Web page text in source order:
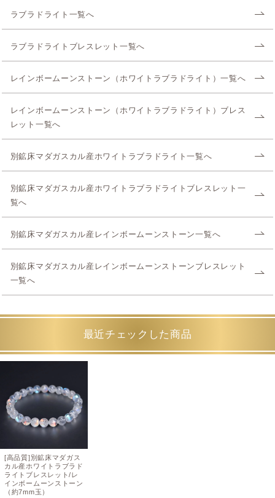
ラブラドライト一覧へ
ラブラドライトブレスレット一覧へ
レインボームーンストーン（ホワイトラブラドライト）一覧へ
レインボームーンストーン（ホワイトラブラドライト）ブレス
レット一覧へ
別鉱床マダガスカル産ホワイトラブラドライト一覧へ
別鉱床マダガスカル産ホワイトラブラドライトブレスレット一
覧へ
別鉱床マダガスカル産レインボームーンストーン一覧へ
別鉱床マダガスカル産レインボームーンストーンブレスレット
一覧へ
最近チェックした商品
[高品質]別鉱床マダガス
カル産ホワイトラブラド
ライトブレスレット/レ
インボームーンストーン
（約7mm玉）